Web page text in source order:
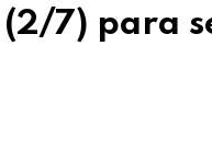
7) para